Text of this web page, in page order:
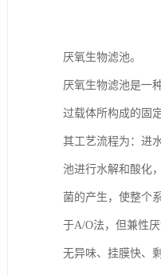
厌氧生物滤池。
厌氧生物滤池是一
过载体所构成的固
其工艺流程为：
池进行水解和酸化
菌的产生，使整个
于A/O法，但兼性
无异味、挂膜快、